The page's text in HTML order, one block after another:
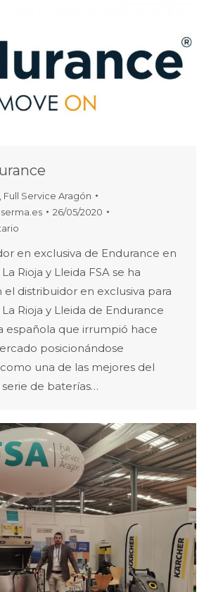
Full Service Aragón
26/05/2020
en exclusiva de Endurance en
Rioja y Lleida FSA se ha
distribuidor en exclusiva para
La Rioja y Lleida de Endurance
española que irrumpió hace
posicionándose
una de las mejores del
de baterías…